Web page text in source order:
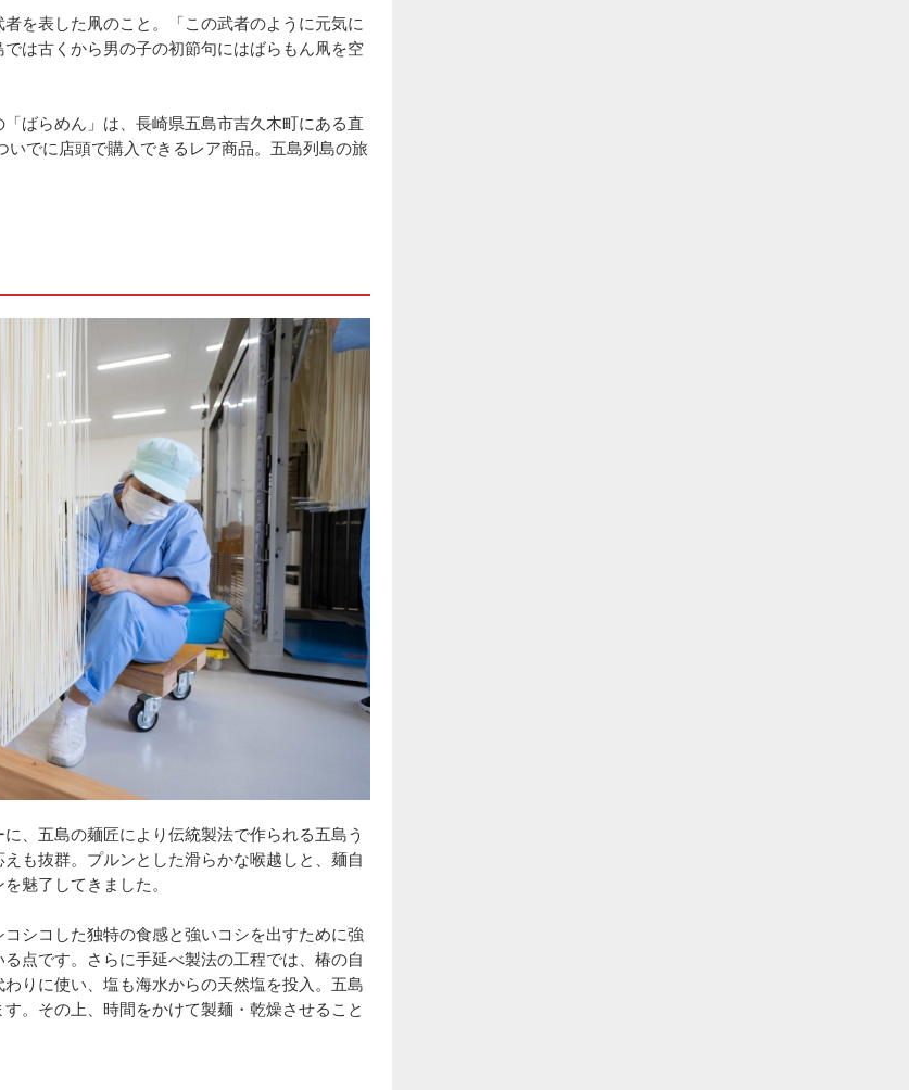
を表した凧のこと。「この武者のように元気に
は古くから男の子の初節句にはばらもん凧を空
ばらめん」は、長崎県五島市吉久木町にある直
でに店頭で購入できるレア商品。五島列島の旅
、五島の麺匠により伝統製法で作られる五島う
も抜群。プルンとした滑らかな喉越しと、麺自
魅了してきました。
シコした独特の食感と強いコシを出すために強
点です。さらに手延べ製法の工程では、椿の自
りに使い、塩も海水からの天然塩を投入。五島
。その上、時間をかけて製麺・乾燥させること